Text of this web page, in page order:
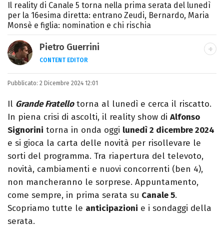
Il reality di Canale 5 torna nella prima serata del lunedì
per la 16esima diretta: entrano Zeudi, Bernardo, Maria
Monsè e figlia: nomination e chi rischia
Pietro Guerrini
CONTENT EDITOR
Laurea in Lettere, smania di viaggi e
Pixar).
Pubblicato: 2 Dicembre 2024 12:01
Il Grande Fratellotorna al lunedì e cerca il riscatto.
In piena crisi di ascolti, il reality show di Alfonso
Signorini torna in onda oggi lunedì 2 dicembre 2024
e si gioca la carta delle novità per risollevare le
sorti del programma. Tra riapertura del televoto,
novità, cambiamenti e nuovi concorrenti (ben 4),
non mancheranno le sorprese. Appuntamento,
come sempre, in prima serata su Canale 5.
Scopriamo tutte le anticipazioni e i sondaggi della
serata.